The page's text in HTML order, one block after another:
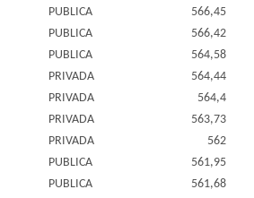
PUBLICA 566,45
PUBLICA 566,42
PUBLICA 564,58
PRIVADA 564,44
PRIVADA 564,4
PRIVADA 563,73
PRIVADA 562
PUBLICA 561,95
PUBLICA 561,68